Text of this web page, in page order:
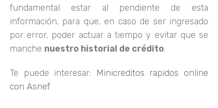
fundamental estar al pendiente de esta
información, para que, en caso de ser ingresado
por error, poder actuar a tiempo y evitar que se
manche nuestro historial de crédito.
Te puede interesar: Minicreditos rapidos online
con Asnef